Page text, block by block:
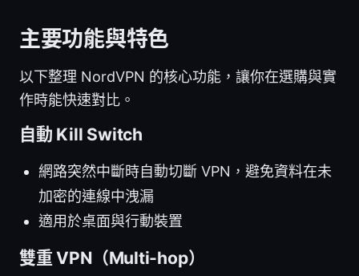
主要功能與特色
以下整理 NordVPN 的核心功能，讓你在選購與實
作時能快速對比。
自動 Kill Switch
網路突然中斷時自動切斷 VPN，避免資料在未
加密的連線中洩漏
適用於桌面與行動裝置
雙重 VPN（Multi-hop）